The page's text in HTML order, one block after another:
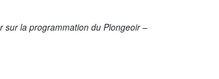
sur la programmation du Plongeoir –